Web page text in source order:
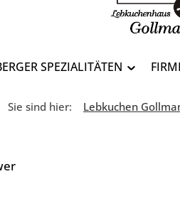
SPEZIALITÄTEN
Sie sind hier: Lebkuchen